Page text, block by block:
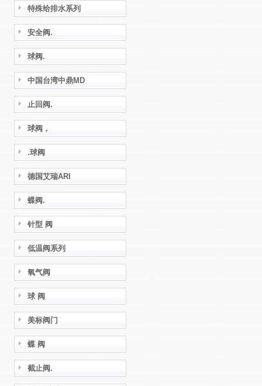
特殊给排水系列
安全阀.
球阀.
中国台湾中鼎MD
止回阀.
球阀，
.球阀
德国艾瑞ARI
蝶阀.
针型 阀
低温阀系列
氧气阀
球 阀
美标阀门
蝶 阀
截止阀.